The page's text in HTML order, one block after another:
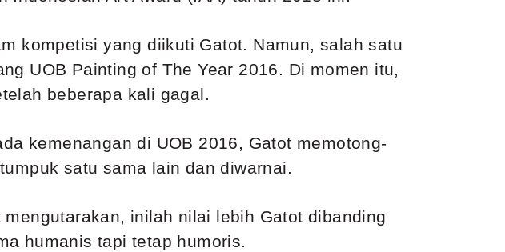
kompetisi yang diikuti Gatot. Namun, salah satu
UOB Painting of The Year 2016. Di momen itu,
beberapa kali gagal.
kemenangan di UOB 2016, Gatot memotong-
satu sama lain dan diwarnai.
inilah nilai lebih Gatot dibanding
humanis tapi tetap humoris.